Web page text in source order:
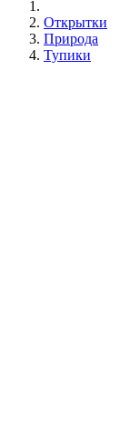
Открытки
Природа
Тупики